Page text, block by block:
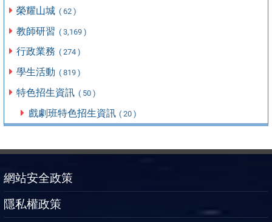
榮耀山城 ( 62 )
教師研習 ( 3,169 )
行政業務 ( 274 )
學生活動 ( 819 )
特色招生資訊 ( 50 )
戲劇班特色招生資訊 ( 20 )
網站安全政策
隱私權政策